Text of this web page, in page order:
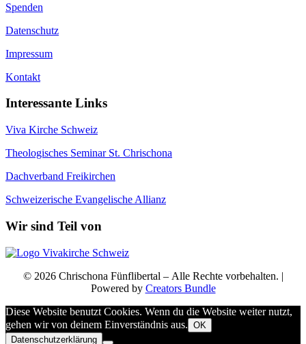
Spenden
Datenschutz
Impressum
Kontakt
Interessante Links
Viva Kirche Schweiz
Theologisches Seminar St. Chrischona
Dachverband Freikirchen
Schweizerische Evangelische Allianz
Wir sind Teil von
© 2026 Chrischona Fünflibertal – Alle Rechte vorbehalten. |
Powered by Creators Bundle
Diese Website benutzt Cookies. Wenn du die Website weiter nutzt,
gehen wir von deinem Einverständnis aus. OK
Datenschutzerklärung